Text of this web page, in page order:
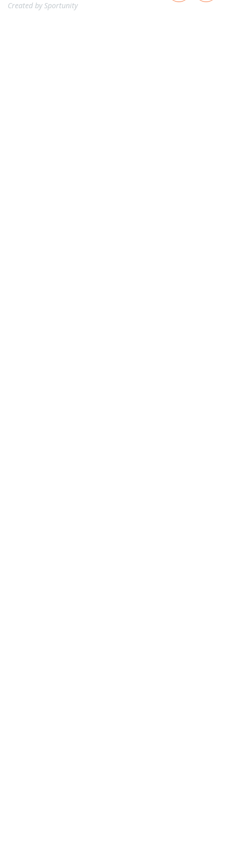
Created bySportunity